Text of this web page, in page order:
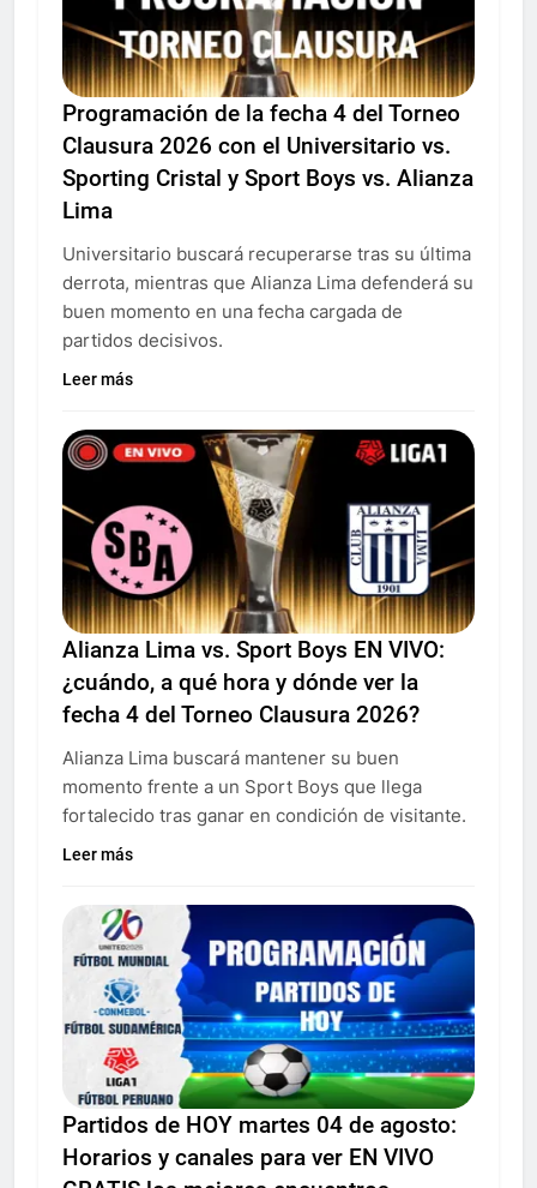
Programación de la fecha 4 del Torneo
Clausura 2026 con el Universitario vs.
Sporting Cristal y Sport Boys vs. Alianza
Lima
Universitario buscará recuperarse tras su última
derrota, mientras que Alianza Lima defenderá su
buen momento en una fecha cargada de
partidos decisivos.
Leer más
Alianza Lima vs. Sport Boys EN VIVO:
¿cuándo, a qué hora y dónde ver la
fecha 4 del Torneo Clausura 2026?
Alianza Lima buscará mantener su buen
momento frente a un Sport Boys que llega
fortalecido tras ganar en condición de visitante.
Leer más
Partidos de HOY martes 04 de agosto:
Horarios y canales para ver EN VIVO